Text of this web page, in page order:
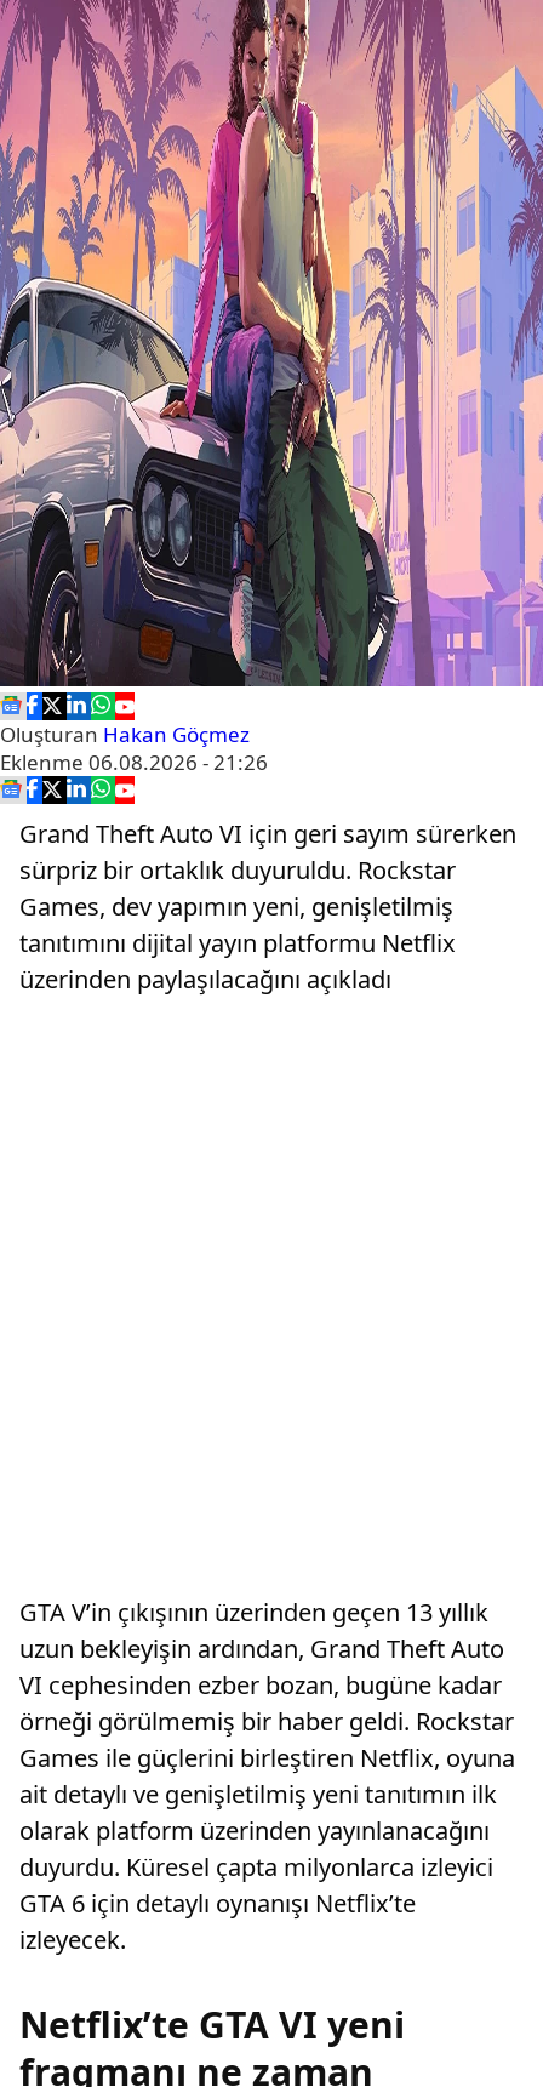
Oluşturan Hakan Göçmez
Eklenme 06.08.2026 - 21:26
Grand Theft Auto VI için geri sayım sürerken
sürpriz bir ortaklık duyuruldu. Rockstar
Games, dev yapımın yeni, genişletilmiş
tanıtımını dijital yayın platformu Netflix
üzerinden paylaşılacağını açıkladı
GTA V’in çıkışının üzerinden geçen 13 yıllık
uzun bekleyişin ardından, Grand Theft Auto
VI cephesinden ezber bozan, bugüne kadar
örneği görülmemiş bir haber geldi. Rockstar
Games ile güçlerini birleştiren Netflix, oyuna
ait detaylı ve genişletilmiş yeni tanıtımın ilk
olarak platform üzerinden yayınlanacağını
duyurdu. Küresel çapta milyonlarca izleyici
GTA 6 için detaylı oynanışı Netflix’te
izleyecek.
Netflix’te GTA VI yeni
fragmanı ne zaman